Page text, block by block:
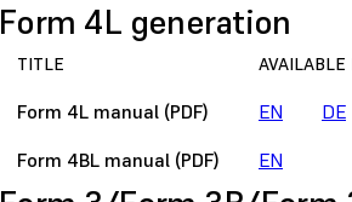
Form 4L generation
TITLE AVAILABLE
Form 4L manual (PDF) EN DE
Form 4BL manual (PDF)
EN